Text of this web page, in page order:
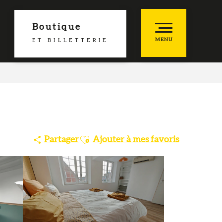
Boutique
ET BILLETTERIE MENU
PartagerAjouter aux favoris
Ajouter à mes favoris